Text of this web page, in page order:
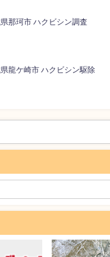
那珂市 ハクビシン調査
龍ケ崎市 ハクビシン駆除